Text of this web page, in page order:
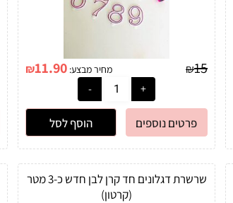
₪15 מחיר מבצע: ₪11.90
פרטים נוספים הוסף לסל
שרשרת דגלונים חד קרן לבן חדש כ-3 מטר
(קרטון)